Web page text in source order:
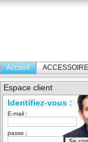
Accueil
Espace client
Identifiez-vous :
E-mail :
passe :